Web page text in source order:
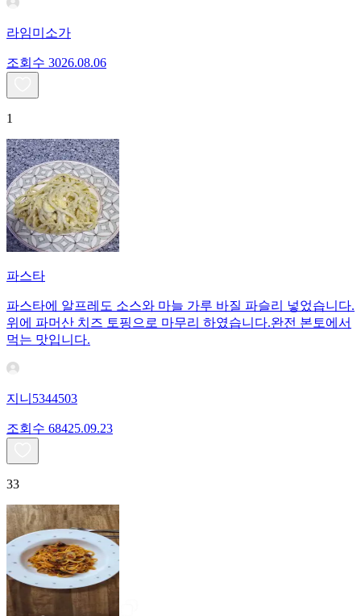
라임미소가
조회수 3026.08.06
1
파스타
파스타에 알프레도 소스와 마늘 가루 바질 파슬리 넣었습니다.
위에 파머산 치즈 토핑으로 마무리 하였습니다.완전 본토에서
먹는 맛입니다.
지니5344503
조회수 68425.09.23
33